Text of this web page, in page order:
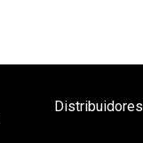
Distribuidores